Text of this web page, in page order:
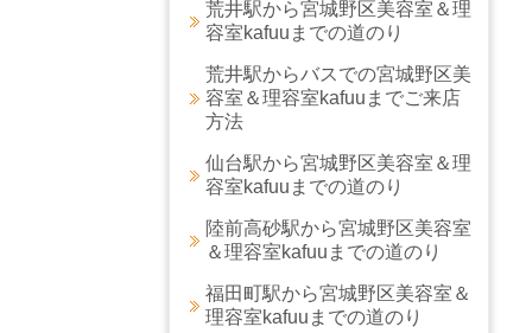
荒井駅から宮城野区美容室＆理
容室kafuuまでの道のり
荒井駅からバスでの宮城野区美
容室＆理容室kafuuまでご来店
方法
仙台駅から宮城野区美容室＆理
容室kafuuまでの道のり
陸前高砂駅から宮城野区美容室
＆理容室kafuuまでの道のり
福田町駅から宮城野区美容室＆
理容室kafuuまでの道のり